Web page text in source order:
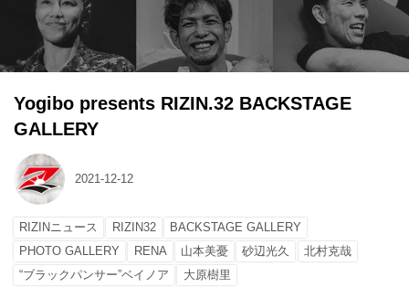
Yogibo presents RIZIN.32 BACKSTAGE
GALLERY
2021-12-12
RIZINニュース RIZIN32
BACKSTAGE GALLERY
PHOTO GALLERY
RENA 山本美憂 砂辺光久
北村克哉
“ブラックパンサー”ベイノア
大原樹里